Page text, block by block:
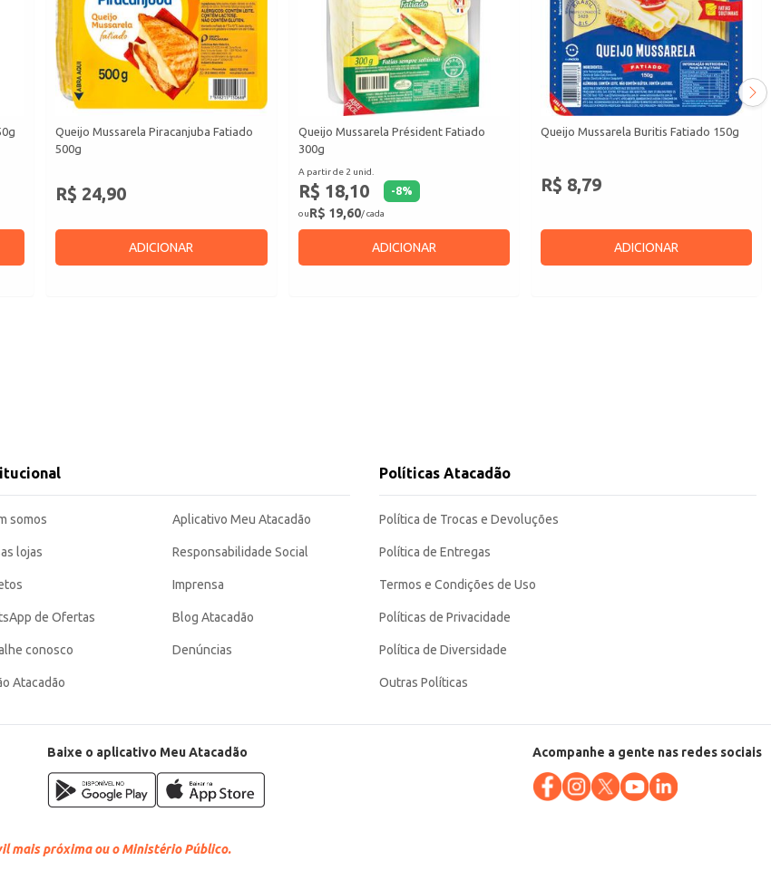
Queijo Mussarela Piracanjuba Fatiado
500g
R$ 24,90
ADICIONAR
Queijo Mussarela Président Fatiado
300g
A partir de 2 unid.
R$ 18,10 -8%
ouR$ 19,60/ cada
ADICIONAR
Queijo Mussarela Buritis Fatiado 150g
R$ 8,79
ADICIONAR
somos
lojas
de Ofertas
conosco
Atacadão
Aplicativo Meu Atacadão
Responsabilidade Social
Imprensa
Blog Atacadão
Denúncias
Políticas Atacadão
Política de Trocas e Devoluções
Política de Entregas
Termos e Condições de Uso
Políticas de Privacidade
Política de Diversidade
Outras Políticas
Baixe o aplicativo Meu Atacadão Acompanhe a gente nas redes sociais
mais próxima ou o Ministério Público.